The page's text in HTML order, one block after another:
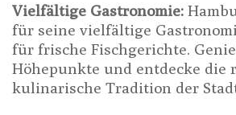
Vielfältige Gastronomie:
für seine vielfältige
für frische Fischgerichte.
Höhepunkte und entdecke die
kulinarische Tradition der